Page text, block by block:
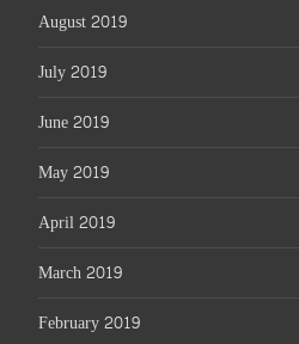
August 2019
July 2019
June 2019
May 2019
April 2019
March 2019
February 2019